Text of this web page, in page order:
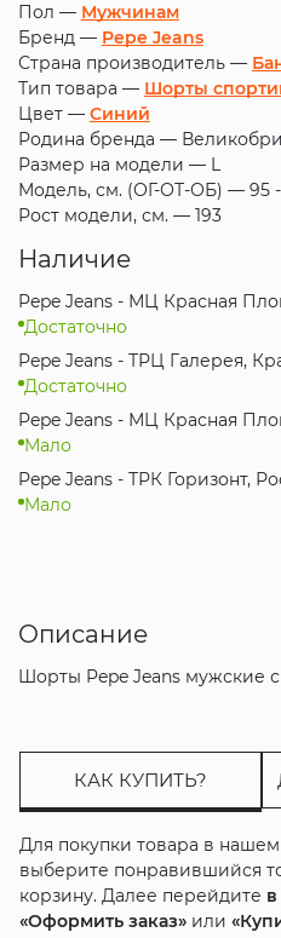
Пол — Мужчинам
Бренд — Pepe Jeans
Страна производитель —
Тип товара — Шорты
Цвет — Синий
Родина бренда —
Размер на модели — L
Модель, см. (ОГ-ОТ-ОБ) — 95
Рост модели, см. — 193
Наличие
Pepe Jeans - МЦ Красная
Достаточно
Pepe Jeans - ТРЦ Галерея,
Достаточно
Pepe Jeans - МЦ Красная
Мало
Pepe Jeans - ТРК Горизонт,
Мало
Описание
Шорты Pepe Jeans мужские с
КАК КУПИТЬ?
Для покупки товара в
выберите понравившийся
корзину. Далее перейдите
«Оформить заказ»или